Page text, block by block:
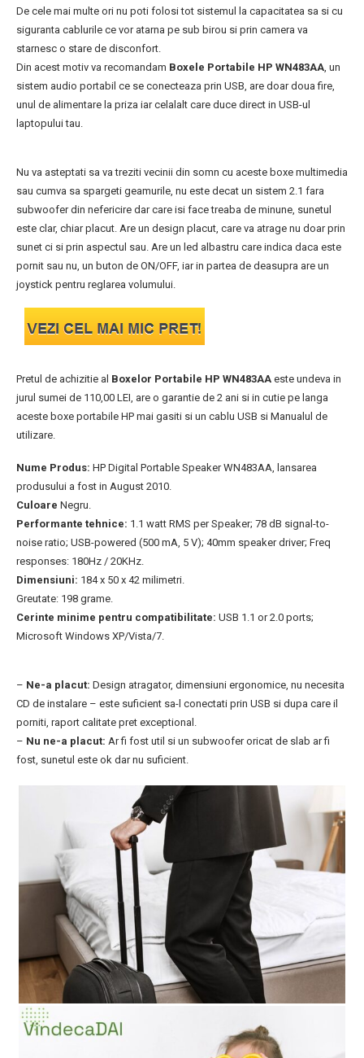
De cele mai multe ori nu poti folosi tot sistemul la capacitatea sa si cu
siguranta cablurile ce vor atarna pe sub birou si prin camera va
starnesc o stare de disconfort.
Din acest motiv va recomandam Boxele Portabile HP WN483AA, un
sistem audio portabil ce se conecteaza prin USB, are doar doua fire,
unul de alimentare la priza iar celalalt care duce direct in USB-ul
laptopului tau.
Nu va asteptati sa va treziti vecinii din somn cu aceste boxe multimedia
sau cumva sa spargeti geamurile, nu este decat un sistem 2.1 fara
subwoofer din nefericire dar care isi face treaba de minune, sunetul
este clar, chiar placut. Are un design placut, care va atrage nu doar prin
sunet ci si prin aspectul sau. Are un led albastru care indica daca este
pornit sau nu, un buton de ON/OFF, iar in partea de deasupra are un
joystick pentru reglarea volumului.
Pretul de achizitie al Boxelor Portabile HP WN483AA este undeva in
jurul sumei de 110,00 LEI, are o garantie de 2 ani si in cutie pe langa
aceste boxe portabile HP mai gasiti si un cablu USB si Manualul de
utilizare.
Nume Produs: HP Digital Portable Speaker WN483AA, lansarea
produsului a fost in August 2010.
Culoare Negru.
Performante tehnice: 1.1 watt RMS per Speaker; 78 dB signal-to-
noise ratio; USB-powered (500 mA, 5 V); 40mm speaker driver; Freq
responses: 180Hz / 20KHz.
Dimensiuni: 184 x 50 x 42 milimetri.
Greutate: 198 grame.
Cerinte minime pentru compatibilitate: USB 1.1 or 2.0 ports;
Microsoft Windows XP/Vista/7.
– Ne-a placut: Design atragator, dimensiuni ergonomice, nu necesita
CD de instalare – este suficient sa-l conectati prin USB si dupa care il
porniti, raport calitate pret exceptional.
– Nu ne-a placut: Ar fi fost util si un subwoofer oricat de slab ar fi
fost, sunetul este ok dar nu suficient.